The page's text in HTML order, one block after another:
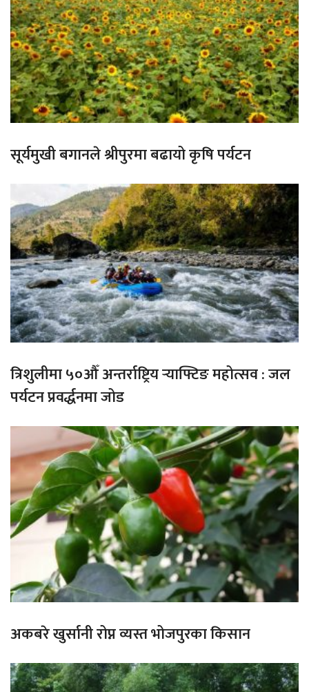
सूर्यमुखी बगानले श्रीपुरमा बढायो कृषि पर्यटन
त्रिशुलीमा ५०औँ अन्तर्राष्ट्रिय र्‍याफ्टिङ महोत्सव : जल
पर्यटन प्रवर्द्धनमा जोड
अकबरे खुर्सानी रोप्न व्यस्त भोजपुरका किसान